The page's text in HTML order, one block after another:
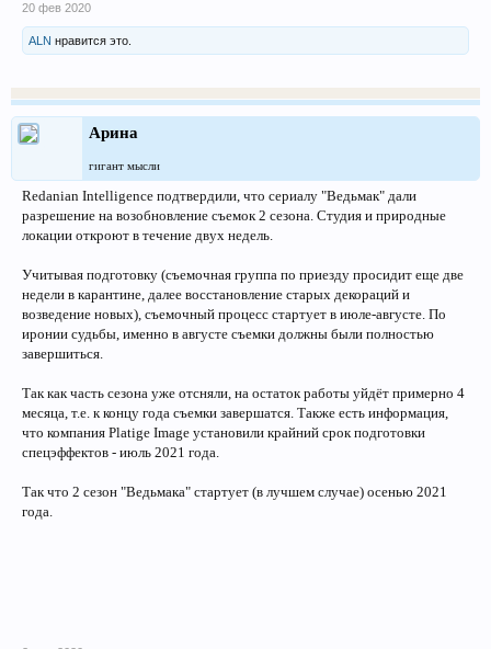
20 фев 2020
ALN нравится это.
Арина
гигант мысли
Redanian Intelligence подтвердили, что сериалу "Ведьмак" дали
разрешение на возобновление съемок 2 сезона. Студия и природные
локации откроют в течение двух недель.
Учитывая подготовку (съемочная группа по приезду просидит еще две
недели в карантине, далее восстановление старых декораций и
возведение новых), съемочный процесс стартует в июле-августе. По
иронии судьбы, именно в августе съемки должны были полностью
завершиться.
Так как часть сезона уже отсняли, на остаток работы уйдёт примерно 4
месяца, т.е. к концу года съемки завершатся. Также есть информация,
что компания Platige Image установили крайний срок подготовки
спецэффектов - июль 2021 года.
Так что 2 сезон "Ведьмака" стартует (в лучшем случае) осенью 2021
года.